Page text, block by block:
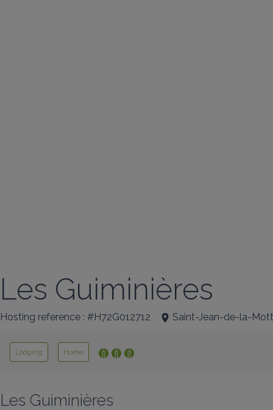
Les Guiminières
Hosting reference : #H72G012712 Saint-Jean-de-la-
Lodging Home
Les Guiminières